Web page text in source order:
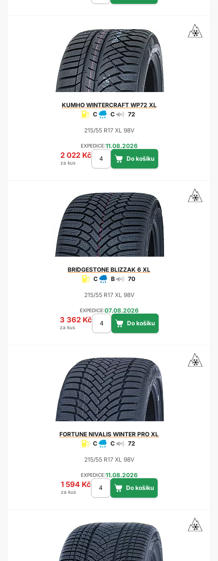
KUMHOWINTERCRAFT WP72 XL
C
C 72
215/55 R17 XL 98V
EXPEDICE:11.08.2026
2 022 Kč
za kus
BRIDGESTONE BLIZZAK 6 XL
C
B 70
215/55 R17 XL 98V
EXPEDICE:07.08.2026
3 362 Kč
za kus
FORTUNE NIVALIS WINTER PRO XL
C
C 72
215/55 R17 XL 98V
EXPEDICE:11.08.2026
1 594 Kč
za kus